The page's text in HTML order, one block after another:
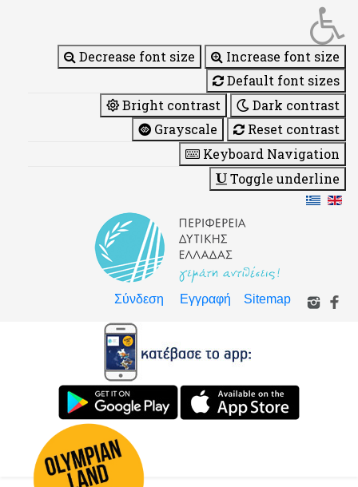
Decrease font size
Increase font size
Default font sizes
Bright contrast
Dark contrast
Grayscale
Reset contrast
Keyboard Navigation
Toggle underline
Σύνδεση Εγγραφή Sitemap